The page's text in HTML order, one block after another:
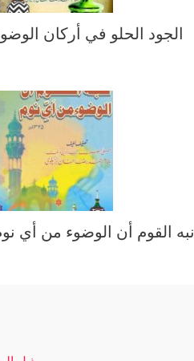
الجود الحلو في أركان
نبه القوم أن الوضوء من أي